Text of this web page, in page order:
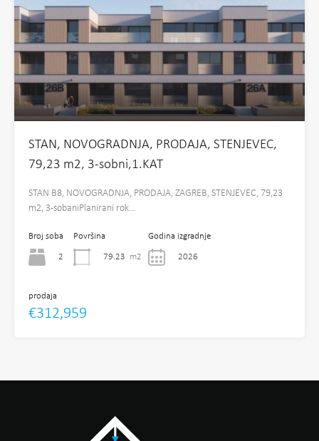
STAN, NOVOGRADNJA, PRODAJA, STENJEVEC,
79,23 m2, 3-sobni,1.KAT
STAN B8, NOVOGRADNJA, PRODAJA, ZAGREB, STENJEVEC, 79,23
m2, 3-sobaniPlanirani rok…
Broj soba
2
Površina
79.23 m2
Godina izgradnje
2026
prodaja
€312,959